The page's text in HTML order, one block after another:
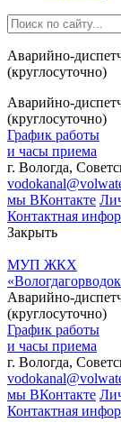
Аварийно-
(круглосуточно)
Аварийно-
(круглосуточно)
График работы
и часы приема
г. Вологда,
мы ВКонтакте
Контактная
Закрыть
МУП ЖКХ
Аварийно-
(круглосуточно)
График работы
и часы приема
г. Вологда,
мы ВКонтакте
Контактная